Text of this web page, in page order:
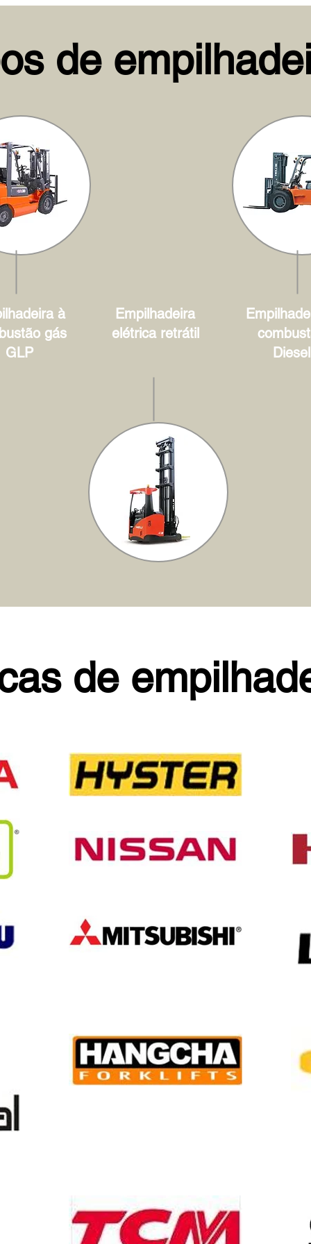
de
à
gás
GLP
Empilhadeira
elétrica retrátil
Diesel
de